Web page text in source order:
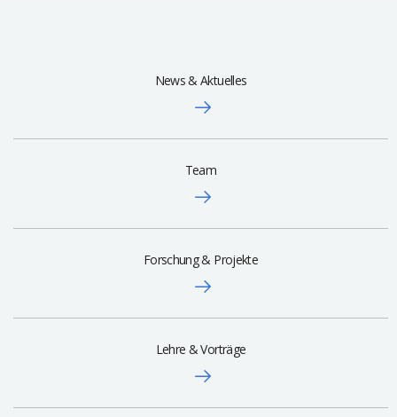
News & Aktuelles
Team
Forschung & Projekte
Lehre & Vorträge